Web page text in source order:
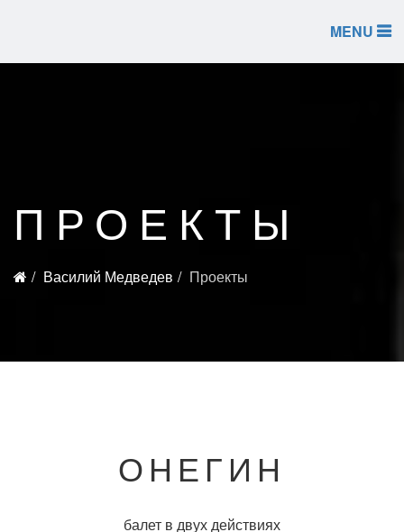
MENU
ПРОЕКТЫ
Василий Медведев Проекты
ОНЕГИН
балет в двух действиях